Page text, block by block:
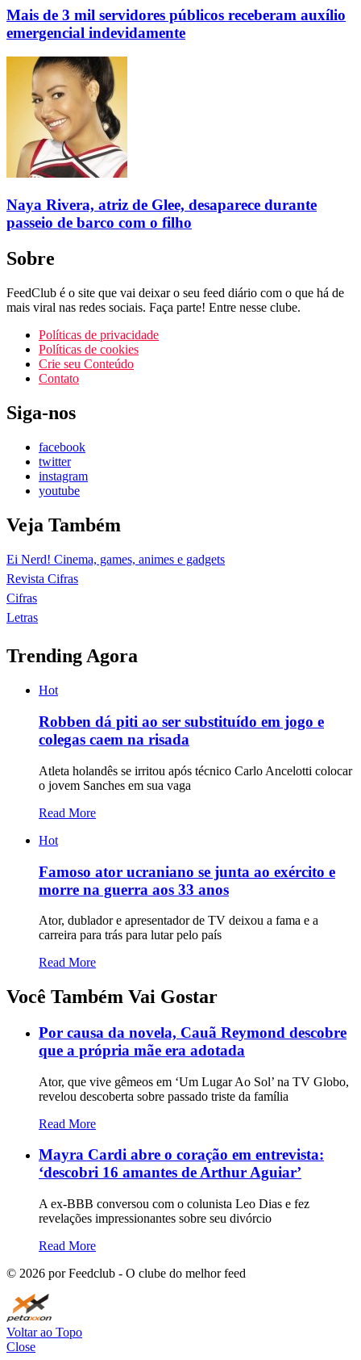
Mais de 3 mil servidores públicos receberam auxílio
emergencial indevidamente
Naya Rivera, atriz de Glee, desaparece durante
passeio de barco com o filho
Sobre
FeedClub é o site que vai deixar o seu feed diário com o que há de
mais viral nas redes sociais. Faça parte! Entre nesse clube.
Políticas de privacidade
Políticas de cookies
Crie seu Conteúdo
Contato
Siga-nos
facebook
twitter
instagram
youtube
Veja Também
Ei Nerd! Cinema, games, animes e gadgets
Revista Cifras
Cifras
Letras
Trending Agora
Hot
Robben dá piti ao ser substituído em jogo e
colegas caem na risada
Atleta holandês se irritou após técnico Carlo Ancelotti colocar
o jovem Sanches em sua vaga
Read More
Hot
Famoso ator ucraniano se junta ao exército e
morre na guerra aos 33 anos
Ator, dublador e apresentador de TV deixou a fama e a
carreira para trás para lutar pelo país
Read More
Você Também Vai Gostar
Por causa da novela, Cauã Reymond descobre
que a própria mãe era adotada
Ator, que vive gêmeos em ‘Um Lugar Ao Sol’ na TV Globo,
revelou descoberta sobre passado triste da família
Read More
Mayra Cardi abre o coração em entrevista:
‘descobri 16 amantes de Arthur Aguiar’
A ex-BBB conversou com o colunista Leo Dias e fez
revelações impressionantes sobre seu divórcio
Read More
© 2026 por Feedclub - O clube do melhor feed
Voltar ao Topo
Close